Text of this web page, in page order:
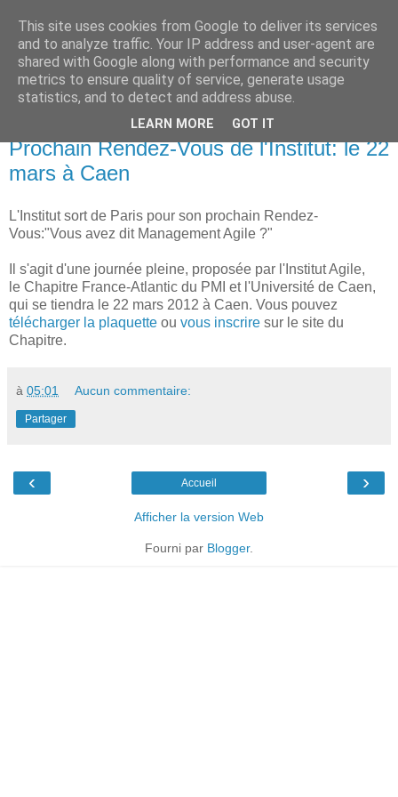
Institut Agile
Une informatique plus humaine et plus efficace...
mardi 14 février 2012
Prochain Rendez-Vous de l'Institut: le 22
mars à Caen
L'Institut sort de Paris pour son prochain Rendez-
Vous:"Vous avez dit Management Agile ?"
Il s'agit d'une journée pleine, proposée par l'Institut Agile,
le Chapitre France-Atlantic du PMI et l'Université de Caen,
qui se tiendra le 22 mars 2012 à Caen. Vous pouvez
télécharger la plaquette ou vous inscrire sur le site du
Chapitre.
à 05:01 Aucun commentaire:
Partager
‹ ›
Accueil
Afficher la version Web
Fourni par Blogger.
This site uses cookies from Google to deliver its services
and to analyze traffic. Your IP address and user-agent are
shared with Google along with performance and security
metrics to ensure quality of service, generate usage
statistics, and to detect and address abuse.
LEARN MORE GOT IT